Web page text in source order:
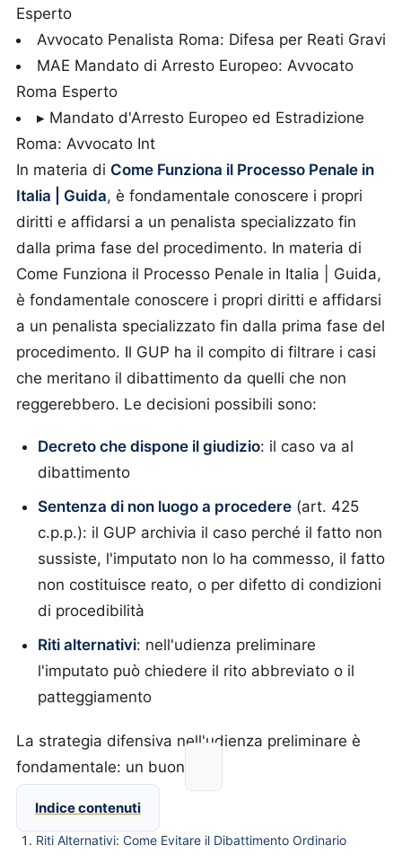
Esperto
Avvocato Penalista Roma: Difesa per Reati Gravi
MAE Mandato di Arresto Europeo: Avvocato
Roma Esperto
▸ Mandato d'Arresto Europeo ed Estradizione
Roma: Avvocato Int
In materia di Come Funziona il Processo Penale in
Italia | Guida, è fondamentale conoscere i propri
diritti e affidarsi a un penalista specializzato fin
dalla prima fase del procedimento. In materia di
Come Funziona il Processo Penale in Italia | Guida,
è fondamentale conoscere i propri diritti e affidarsi
a un penalista specializzato fin dalla prima fase del
procedimento. Il GUP ha il compito di filtrare i casi
che meritano il dibattimento da quelli che non
reggerebbero. Le decisioni possibili sono:
Decreto che dispone il giudizio: il caso va al
dibattimento
Sentenza di non luogo a procedere (art. 425
c.p.p.): il GUP archivia il caso perché il fatto non
sussiste, l'imputato non lo ha commesso, il fatto
non costituisce reato, o per difetto di condizioni
di procedibilità
Riti alternativi: nell'udienza preliminare
l'imputato può chiedere il rito abbreviato o il
patteggiamento
La strategia difensiva nell'udienza preliminare è
fondamentale: un buon
Indice contenuti
Riti Alternativi: Come Evitare il Dibattimento Ordinario